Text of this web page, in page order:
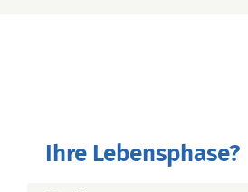
Ihre Lebensphase?